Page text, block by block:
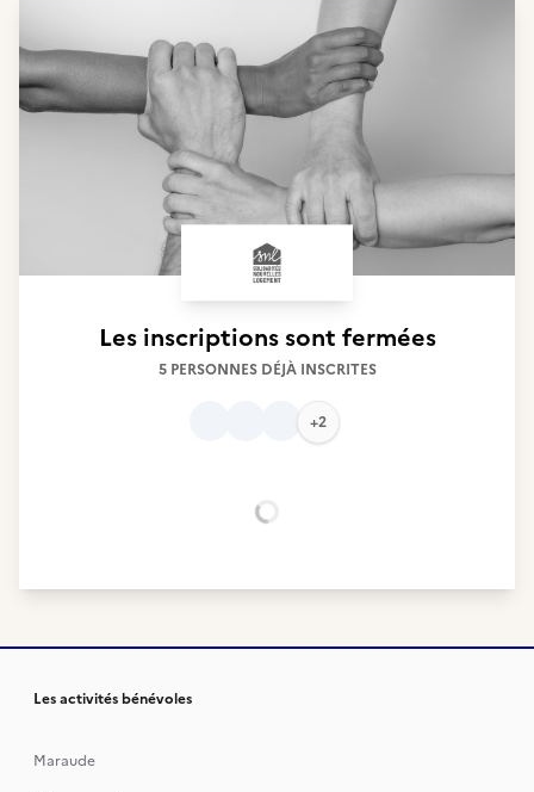
Les inscriptions sont fermées
5 PERSONNES DÉJÀ INSCRITES
+2
Chargement...
Les activités bénévoles
Maraude